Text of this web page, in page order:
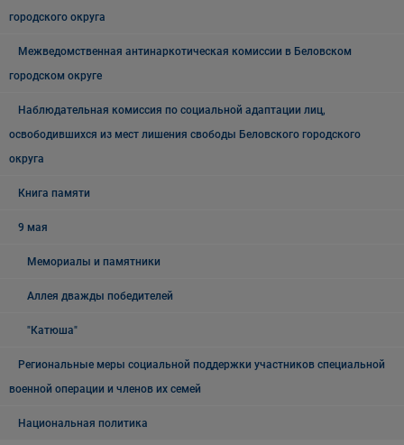
городского округа
Межведомственная антинаркотическая комиссии в Беловском
городском округе
Наблюдательная комиссия по социальной адаптации лиц,
освободившихся из мест лишения свободы Беловского городского
округа
Книга памяти
9 мая
Мемориалы и памятники
Аллея дважды победителей
"Катюша"
Региональные меры социальной поддержки участников специальной
военной операции и членов их семей
Национальная политика